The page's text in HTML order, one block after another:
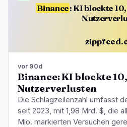
Binance: KI blockte
vor 90d
Binance: KI blockte
Nutzerverlusten
Die Schlagzeilenzahl umfasst
seit 2023, mit 1,98 Mrd. $, die
Mio. markierten Versuchen